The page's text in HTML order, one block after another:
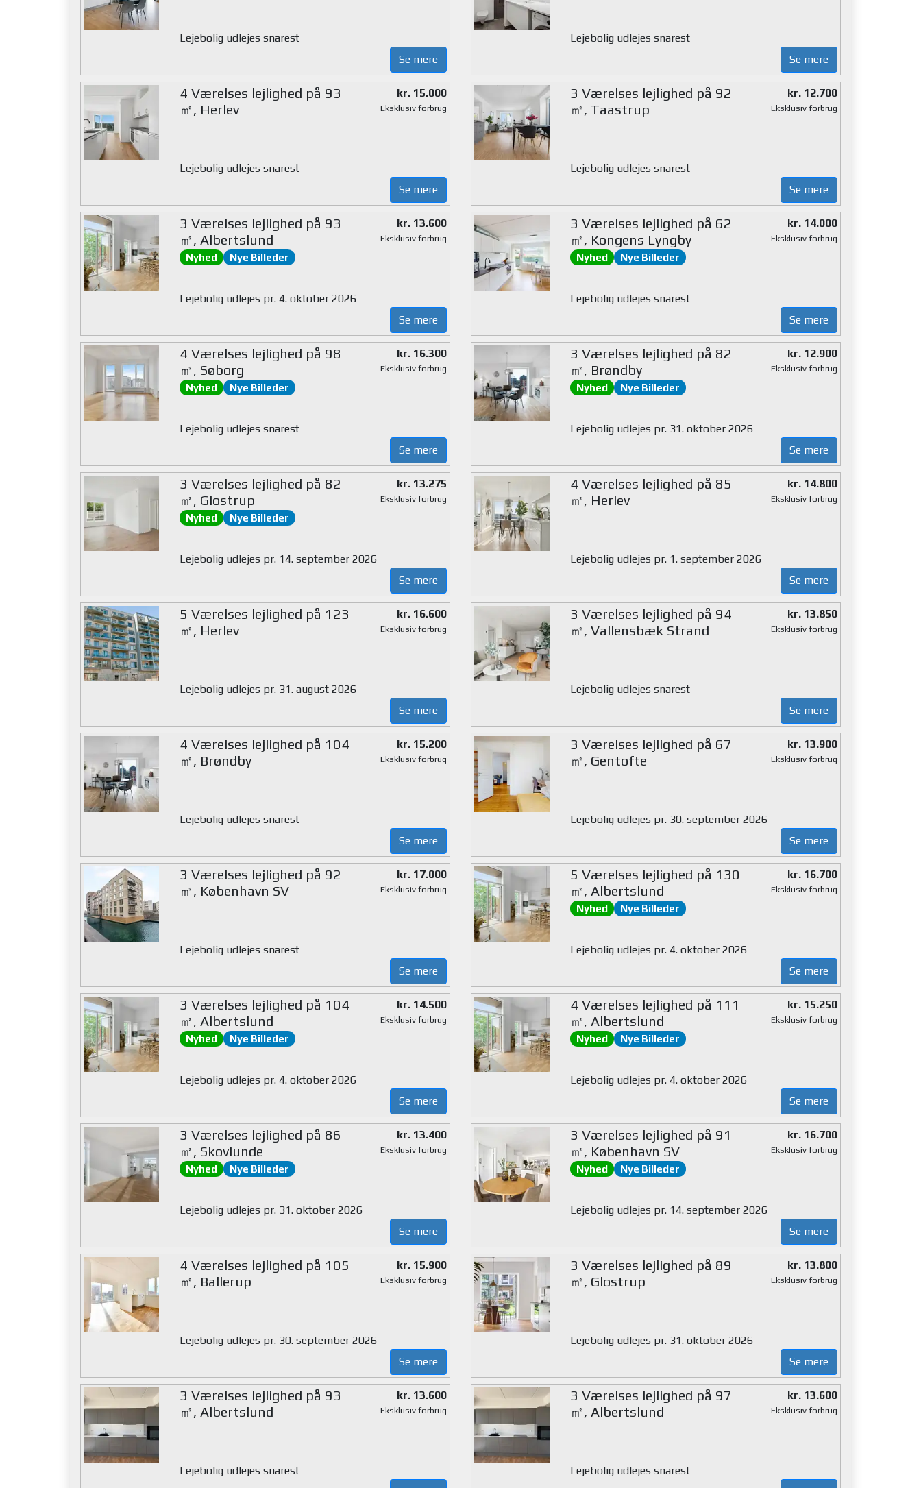
Lejebolig udlejes snarest
Se mere
Lejebolig udlejes snarest
Se mere
4 Værelses lejlighed på 93
㎡, Herlev
kr. 15.000
Eksklusiv forbrug
Lejebolig udlejes snarest
Se mere
3 Værelses lejlighed på 92
㎡, Taastrup
kr. 12.700
Eksklusiv forbrug
Lejebolig udlejes snarest
Se mere
3 Værelses lejlighed på 93
㎡, Albertslund
Nyhed Nye Billeder
kr. 13.600
Eksklusiv forbrug
Lejebolig udlejes pr. 4. oktober 2026
Se mere
3 Værelses lejlighed på 62
㎡, Kongens Lyngby
Nyhed Nye Billeder
kr. 14.000
Eksklusiv forbrug
Lejebolig udlejes snarest
Se mere
4 Værelses lejlighed på 98
㎡, Søborg
Nyhed Nye Billeder
kr. 16.300
Eksklusiv forbrug
Lejebolig udlejes snarest
Se mere
3 Værelses lejlighed på 82
㎡, Brøndby
Nyhed Nye Billeder
kr. 12.900
Eksklusiv forbrug
Lejebolig udlejes pr. 31. oktober 2026
Se mere
3 Værelses lejlighed på 82
㎡, Glostrup
Nyhed Nye Billeder
kr. 13.275
Eksklusiv forbrug
Lejebolig udlejes pr. 14. september 2026
Se mere
4 Værelses lejlighed på 85
㎡, Herlev
kr. 14.800
Eksklusiv forbrug
Lejebolig udlejes pr. 1. september 2026
Se mere
5 Værelses lejlighed på 123
㎡, Herlev
kr. 16.600
Eksklusiv forbrug
Lejebolig udlejes pr. 31. august 2026
Se mere
3 Værelses lejlighed på 94
㎡, Vallensbæk Strand
kr. 13.850
Eksklusiv forbrug
Lejebolig udlejes snarest
Se mere
4 Værelses lejlighed på 104
㎡, Brøndby
kr. 15.200
Eksklusiv forbrug
Lejebolig udlejes snarest
Se mere
3 Værelses lejlighed på 67
㎡, Gentofte
kr. 13.900
Eksklusiv forbrug
Lejebolig udlejes pr. 30. september 2026
Se mere
3 Værelses lejlighed på 92
㎡, København SV
kr. 17.000
Eksklusiv forbrug
Lejebolig udlejes snarest
Se mere
5 Værelses lejlighed på 130
㎡, Albertslund
Nyhed Nye Billeder
kr. 16.700
Eksklusiv forbrug
Lejebolig udlejes pr. 4. oktober 2026
Se mere
3 Værelses lejlighed på 104
㎡, Albertslund
Nyhed Nye Billeder
kr. 14.500
Eksklusiv forbrug
Lejebolig udlejes pr. 4. oktober 2026
Se mere
4 Værelses lejlighed på 111
㎡, Albertslund
Nyhed Nye Billeder
kr. 15.250
Eksklusiv forbrug
Lejebolig udlejes pr. 4. oktober 2026
Se mere
3 Værelses lejlighed på 86
㎡, Skovlunde
Nyhed Nye Billeder
kr. 13.400
Eksklusiv forbrug
Lejebolig udlejes pr. 31. oktober 2026
Se mere
3 Værelses lejlighed på 91
㎡, København SV
Nyhed Nye Billeder
kr. 16.700
Eksklusiv forbrug
Lejebolig udlejes pr. 14. september 2026
Se mere
4 Værelses lejlighed på 105
㎡, Ballerup
kr. 15.900
Eksklusiv forbrug
Lejebolig udlejes pr. 30. september 2026
Se mere
3 Værelses lejlighed på 89
㎡, Glostrup
kr. 13.800
Eksklusiv forbrug
Lejebolig udlejes pr. 31. oktober 2026
Se mere
3 Værelses lejlighed på 93
㎡, Albertslund
kr. 13.600
Eksklusiv forbrug
Lejebolig udlejes snarest
3 Værelses lejlighed på 97
㎡, Albertslund
kr. 13.600
Eksklusiv forbrug
Lejebolig udlejes snarest